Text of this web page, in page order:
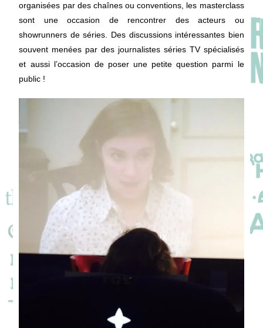
organisées par des chaînes ou conventions, les masterclass
sont une occasion de rencontrer des acteurs ou
showrunners de séries. Des discussions intéressantes bien
souvent menées par des journalistes séries TV spécialisés
et aussi l’occasion de poser une petite question parmi le
public !